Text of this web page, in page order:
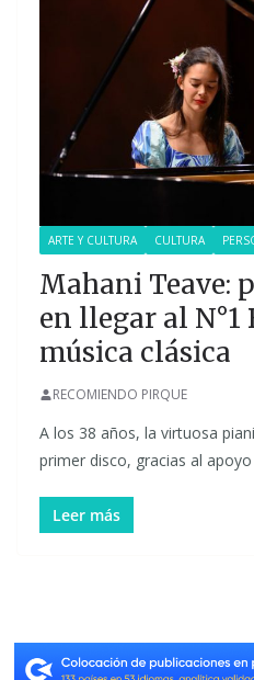
ARTE Y CULTURA CULTURA
Mahani Teave:
en llegar al
música clásica
RECOMIENDO PIRQUE
A los 38 años, la virtuosa
primer disco, gracias al
Leer más